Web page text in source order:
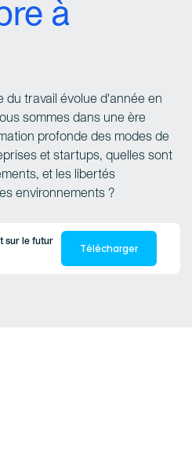
à
du travail évolue d'année en
sommes dans une ère
profonde des modes de
et startups, quelles sont
et les libertés
environnements ?
sur le futur
Télécharger